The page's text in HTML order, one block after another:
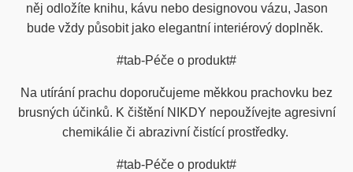
něj odložíte knihu, kávu nebo designovou vázu, Jason
bude vždy působit jako elegantní interiérový doplněk.
#tab-Péče o produkt#
Na utírání prachu doporučujeme měkkou prachovku bez
brusných účinků. K čištění NIKDY nepoužívejte agresivní
chemikálie či abrazivní čistící prostředky.
#tab-Péče o produkt#